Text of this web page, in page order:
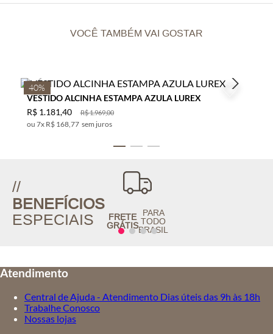
VOCÊ TAMBÉM VAI GOSTAR
40%
VESTIDO ALCINHA ESTAMPA AZULA LUREX
R$1.969,00
R$ 1.181,40
7x R$ 168,77 sem juros
//
BENEFÍCIOS
ESPECIAIS
FRETE
GRÁTIS
PARA
TODO
BRASIL
Atendimento
Central de Ajuda - Atendimento Dias úteis das 9h às 18h
Trabalhe Conosco
Nossas lojas